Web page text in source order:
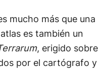
mucho más que una
es también un
, erigido sobre
por el cartógrafo y